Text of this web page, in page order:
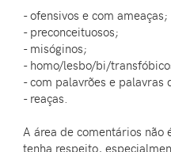
- ofensivos e com ameaças;
- preconceituosos;
- misóginos;
- homo/lesbo/bi/
- com palavrões e palavras
- reaças.
A área de comentários não
tenha respeito,